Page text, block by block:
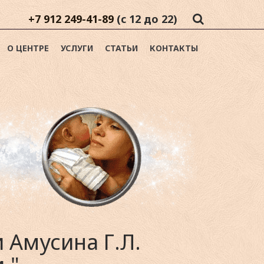
+7 912 249-41-89 (с 12 до 22)
О ЦЕНТРЕ УСЛУГИ СТАТЬИ КОНТАКТЫ
Г.Л.